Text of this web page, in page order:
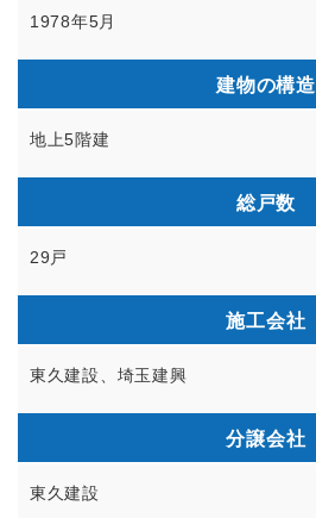
1978年5月
建物の構造
地上5階建
総戸数
29戸
施工会社
東久建設、埼玉建興
分譲会社
東久建設